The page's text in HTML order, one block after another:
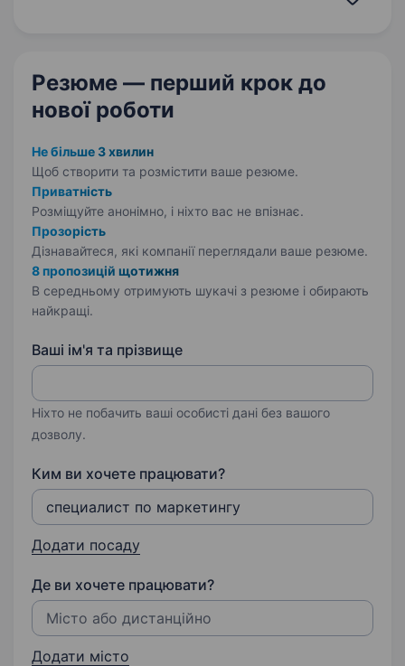
Резюме — перший крок до
нової роботи
Не більше 3 хвилин
Щоб створити та розмістити ваше резюме.
Приватність
Розміщуйте анонімно, і ніхто вас не впізнає.
Прозорість
Дізнавайтеся, які компанії переглядали ваше резюме.
8 пропозицій щотижня
В середньому отримують шукачі з резюме і обирають
найкращі.
Ваші ім'я та прізвище
Ніхто не побачить ваші особисті дані без вашого
дозволу.
Ким ви хочете працювати?
Додати посаду
Де ви хочете працювати?
Додати місто